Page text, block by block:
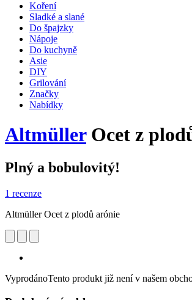
Koření
Sladké a slané
Do špajzky
Nápoje
Do kuchyně
Asie
DIY
Grilování
Značky
Nabídky
AltmüllerOcet z
Plný a bobulovitý!
1 recenze
Altmüller Ocet z plodů arónie
VyprodánoTento produkt již není v našem